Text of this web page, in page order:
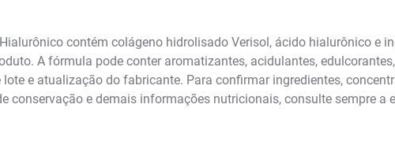
contém colágeno hidrolisado Verisol, ácido hialurônico e
A fórmula pode conter aromatizantes, acidulantes,
e atualização do fabricante. Para confirmar ingredientes,
conservação e demais informações nutricionais, consulte sempre a